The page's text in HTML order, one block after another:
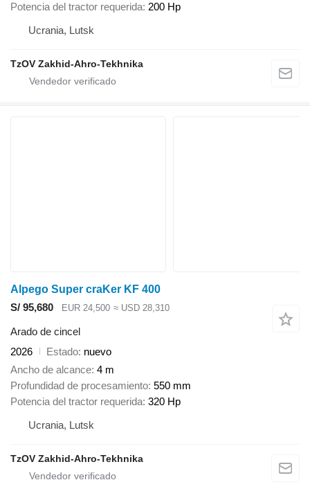
Potencia del tractor requerida 200 Hp
Ucrania, Lutsk
TzOV Zakhid-Ahro-Tekhnika
Alpego Super craKer KF 400
S/ 95,680
EUR 24,500 ≈ USD 28,310
Arado de cincel
2026
Estado nuevo
Ancho de alcance 4 m
Profundidad de procesamiento 550 mm
Potencia del tractor requerida 320 Hp
Ucrania, Lutsk
TzOV Zakhid-Ahro-Tekhnika